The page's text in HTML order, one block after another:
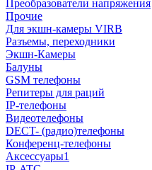
Преобразователи напряжения
Прочие
Для экшн-камеры VIRB
Разъемы, переходники
Экшн-Камеры
Балуны
GSM телефоны
Репитеры для раций
IP-телефоны
Видеотелефоны
DECT- (радио)телефоны
Конференц-телефоны
Аксессуары1